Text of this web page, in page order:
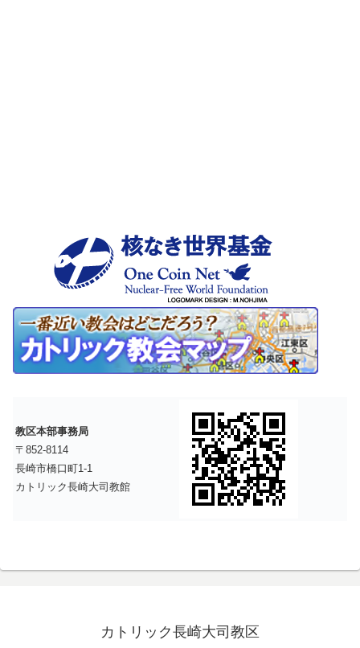
教区本部事務局
〒852-8114
長崎市橋口町1-1
カトリック長崎大司教館
カトリック長崎大司教区